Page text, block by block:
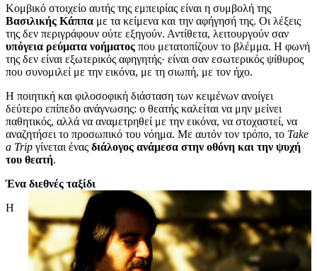
Κομβικό στοιχείο αυτής της εμπειρίας είναι η συμβολή της
Βασιλικής Κάππα με τα κείμενα και την αφήγησή της. Οι λέξεις
της δεν περιγράφουν ούτε εξηγούν. Αντίθετα, λειτουργούν σαν
υπόγεια ρεύματα νοήματος που μετατοπίζουν το βλέμμα. Η φωνή
της δεν είναι εξωτερικός αφηγητής· είναι σαν εσωτερικός ψίθυρος
που συνομιλεί με την εικόνα, με τη σιωπή, με τον ήχο.
Η ποιητική και φιλοσοφική διάσταση των κειμένων ανοίγει
δεύτερο επίπεδο ανάγνωσης: ο θεατής καλείται να μην μείνει
παθητικός, αλλά να αναμετρηθεί με την εικόνα, να στοχαστεί, να
αναζητήσει το προσωπικό του νόημα. Με αυτόν τον τρόπο, το Take
a Trip γίνεται ένας διάλογος ανάμεσα στην οθόνη και την ψυχή
του θεατή.
Ένα διεθνές ταξίδι
Η